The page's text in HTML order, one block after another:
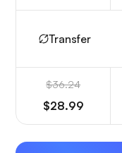
Transfer
$36.24
$28.99